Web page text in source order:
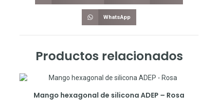
WhatsApp
Productos relacionados
Mango hexagonal de silicona ADEP – Rosa